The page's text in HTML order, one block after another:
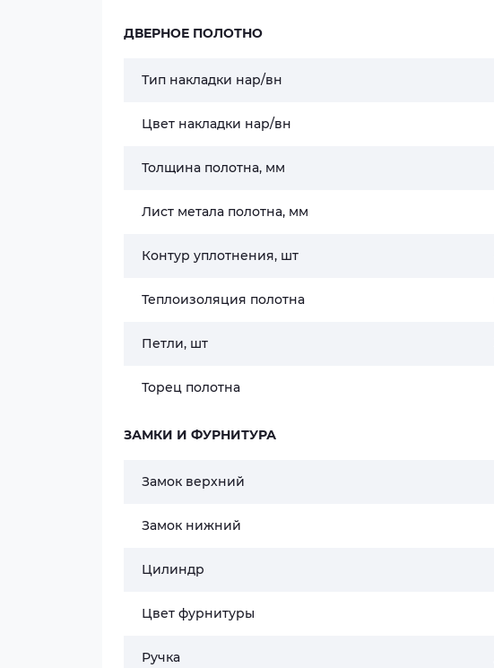
ДВЕРНОЕ ПОЛОТНО
Тип накладки нар/вн
Цвет накладки нар/вн
Толщина полотна, мм
Лист метала полотна, мм
Контур уплотнения, шт
Теплоизоляция полотна
Петли, шт
Торец полотна
ЗАМКИ И ФУРНИТУРА
Замок верхний
Замок нижний
Цилиндр
Цвет фурнитуры
Ручка